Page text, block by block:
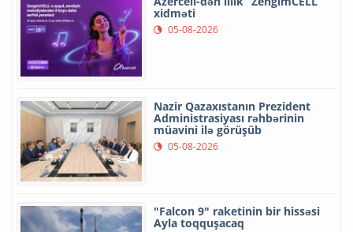
xidməti
05-08-2026
Nazir Qazaxıstanın Prezident
Administrasiyası rəhbərinin
müavini ilə görüşüb
05-08-2026
"Falcon 9" raketinin bir hissəsi
Ayla toqquşacaq